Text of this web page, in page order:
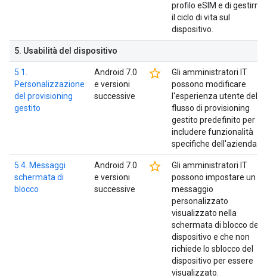
profilo eSIM e di gestirne
il ciclo di vita sul
dispositivo.
5. Usabilità del dispositivo
5.1.
Personalizzazione
del provisioning
gestito
Android 7.0
e versioni
successive
star_border
Gli amministratori IT
possono modificare
l'esperienza utente del
flusso di provisioning
gestito predefinito per
includere funzionalità
specifiche dell'azienda.
5.4. Messaggi
schermata di
blocco
Android 7.0
e versioni
successive
star_border
Gli amministratori IT
possono impostare un
messaggio
personalizzato
visualizzato nella
schermata di blocco del
dispositivo e che non
richiede lo sblocco del
dispositivo per essere
visualizzato.